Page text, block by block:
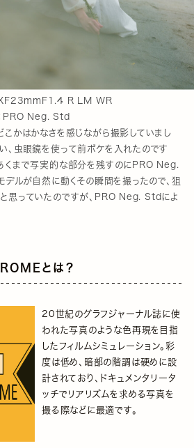
R LM WR
：PRO Neg. Std
こかはかなさを感じながら撮影していまし
、虫眼鏡を使って前ボケを入れたのです
くまで写実的な部分を残すのにPRO Neg.
デルが自然に動くその瞬間を撮ったので、狙
思っていたのですが、PRO Neg. Stdによ
とは？
20世紀のグラフジャーナル誌に使
われた写真のような色再現を目指
したフィルムシミュレーション。彩
度は低め、暗部の階調は硬めに設
計されており、ドキュメンタリータ
ッチでリアリズムを求める写真を
撮る際などに最適です。